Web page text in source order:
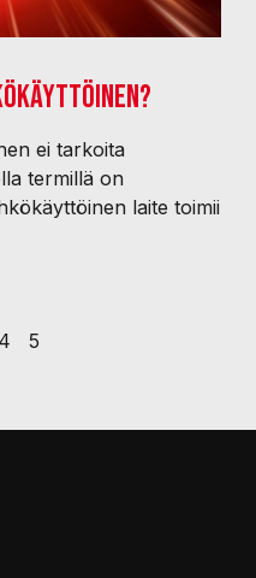
ei tarkoita
termillä on
laite toimii
4 5